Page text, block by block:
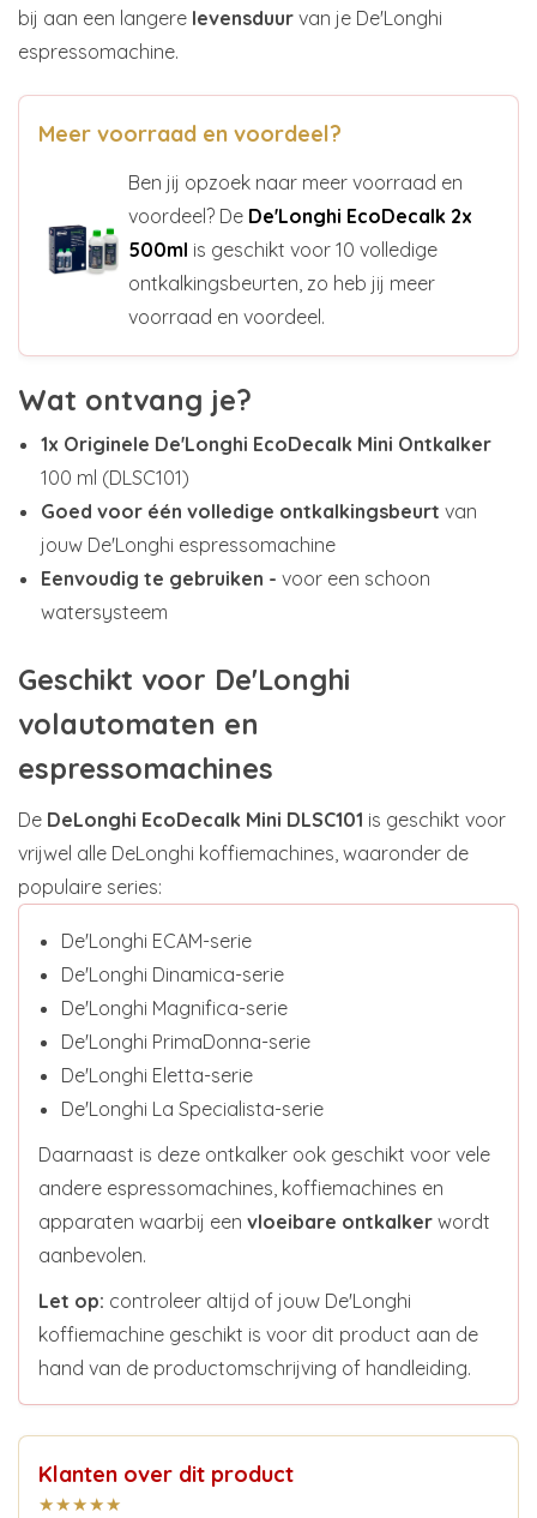
bij aan een langere levensduur van je De'Longhi
espressomachine.
Meer voorraad en voordeel?
Ben jij opzoek naar meer voorraad en
voordeel? De De'Longhi EcoDecalk 2x
500ml is geschikt voor 10 volledige
ontkalkingsbeurten, zo heb jij meer
voorraad en voordeel.
Wat ontvang je?
1x Originele De'Longhi EcoDecalk Mini Ontkalker
100 ml (DLSC101)
Goed voor één volledige ontkalkingsbeurtvan
jouw De'Longhi espressomachine
Eenvoudig te gebruiken -voor een schoon
watersysteem
Geschikt voor De'Longhi
volautomaten en
espressomachines
De DeLonghi EcoDecalk Mini DLSC101 is geschikt voor
vrijwel alle DeLonghi koffiemachines, waaronder de
populaire series:
De'Longhi ECAM-serie
De'Longhi Dinamica-serie
De'Longhi Magnifica-serie
De'Longhi PrimaDonna-serie
De'Longhi Eletta-serie
De'Longhi La Specialista-serie
Daarnaast is deze ontkalker ook geschikt voor vele
andere espressomachines, koffiemachines en
apparaten waarbij een vloeibare ontkalker wordt
aanbevolen.
Let op: controleer altijd of jouw De'Longhi
koffiemachine geschikt is voor dit product aan de
hand van de productomschrijving of handleiding.
Klanten over dit product
★★★★★